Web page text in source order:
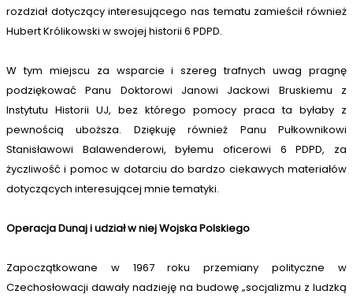
rozdział dotyczący interesującego nas tematu zamieścił również
Hubert Królikowski w swojej historii 6 PDPD.
W tym miejscu za wsparcie i szereg trafnych uwag pragnę
podziękować Panu Doktorowi Janowi Jackowi Bruskiemu z
Instytutu Historii UJ, bez którego pomocy praca ta byłaby z
pewnością uboższa. Dziękuję również Panu Pułkownikowi
Stanisławowi Balawenderowi, byłemu oficerowi 6 PDPD, za
życzliwość i pomoc w dotarciu do bardzo ciekawych materiałów
dotyczących interesującej mnie tematyki.
Operacja Dunaj i udział w niej Wojska Polskiego
Zapoczątkowane w 1967 roku przemiany polityczne w
Czechosłowacji dawały nadzieję na budowę „socjalizmu z ludzką